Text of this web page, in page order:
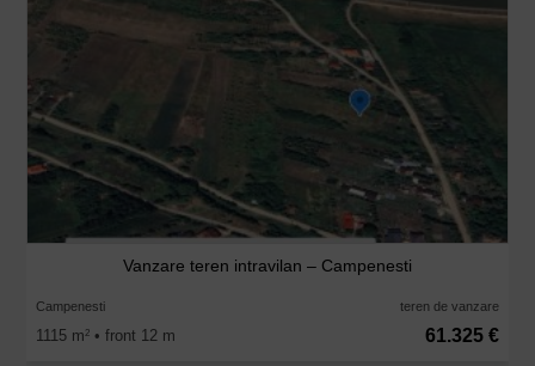
Vanzare teren intravilan – Campenesti
Campenesti teren de vanzare
1115 m2 • front 12 m 61.325 €